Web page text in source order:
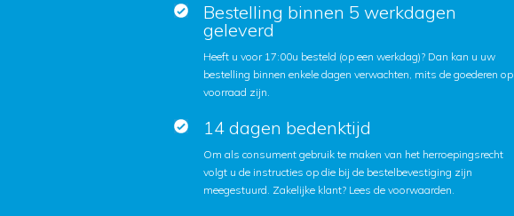
Bestelling binnen 5 werkdagen
geleverd
Heeft u voor 17:00u besteld (op een werkdag)? Dan kan u uw
bestelling binnen enkele dagen verwachten, mits de goederen op
voorraad zijn.
14 dagen bedenktijd
Om als consument gebruik te maken van het herroepingsrecht
volgt u de instructies op die bij de bestelbevestiging zijn
meegestuurd. Zakelijke klant? Lees de voorwaarden.